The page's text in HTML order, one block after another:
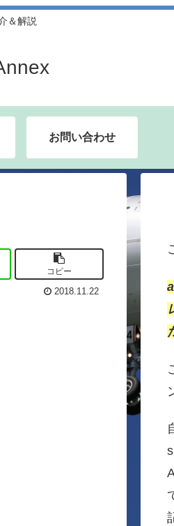
＆解説
お問い合わせ
コピー
2018.11.22